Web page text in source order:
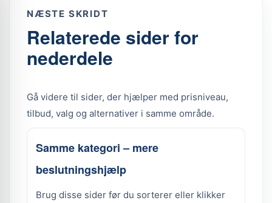
NÆSTE SKRIDT
Relaterede sider for
nederdele
Gå videre til sider, der hjælper med prisniveau,
tilbud, valg og alternativer i samme område.
Samme kategori – mere
beslutningshjælp
Brug disse sider før du sorterer eller klikker